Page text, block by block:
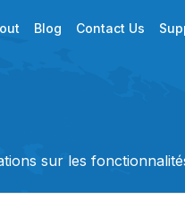
Blog Contact Us
sur les